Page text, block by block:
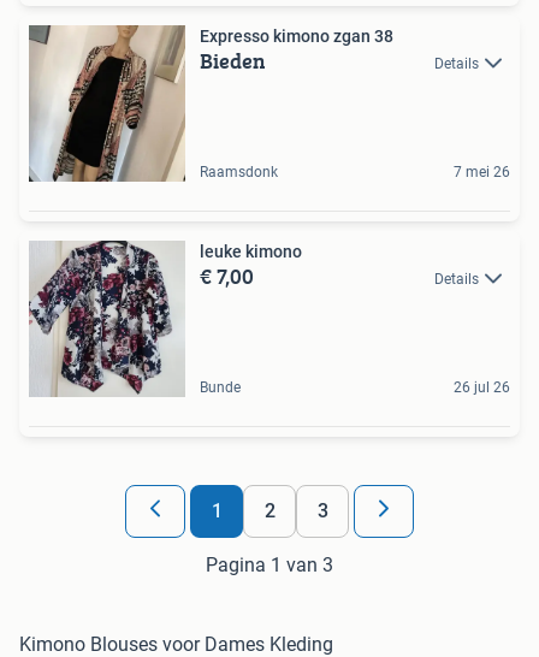
Expresso kimono zgan 38
Bieden Details
Raamsdonk 7 mei 26
leuke kimono
€ 7,00 Details
Bunde 26 jul 26
1 2 3
Pagina 1 van 3
Kimono Blouses voor Dames Kleding